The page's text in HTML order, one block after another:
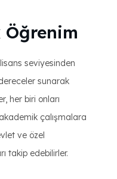
Öğrenim
seviyesinden
sunarak
her biri onları
çalışmalara
ve özel
takip edebilirler.